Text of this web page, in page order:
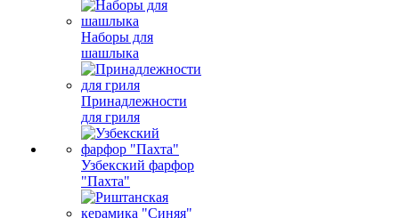
Наборы для
шашлыка
Принадлежности
для гриля
Узбекский фарфор
"Пахта"